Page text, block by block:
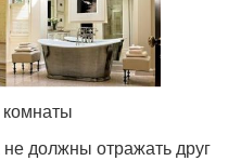
должны отражать друг